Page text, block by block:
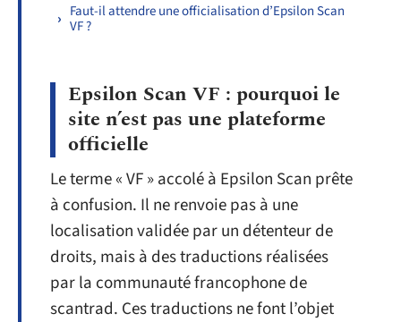
Faut-il attendre une officialisation d’Epsilon Scan
VF ?
Epsilon Scan VF : pourquoi le
site n’est pas une plateforme
officielle
Le terme « VF » accolé à Epsilon Scan prête
à confusion. Il ne renvoie pas à une
localisation validée par un détenteur de
droits, mais à des traductions réalisées
par la communauté francophone de
scantrad. Ces traductions ne font l’objet